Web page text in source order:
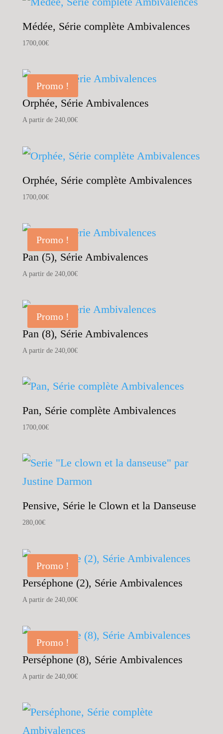
Médée, Série complète Ambivalences
1700,00€
Promo !
Orphée, Série Ambivalences
A partir de 240,00€
Orphée, Série complète Ambivalences
1700,00€
Promo !
Pan (5), Série Ambivalences
A partir de 240,00€
Promo !
Pan (8), Série Ambivalences
A partir de 240,00€
Pan, Série complète Ambivalences
1700,00€
Pensive, Série le Clown et la Danseuse
280,00€
Promo !
Perséphone (2), Série Ambivalences
A partir de 240,00€
Promo !
Perséphone (8), Série Ambivalences
A partir de 240,00€